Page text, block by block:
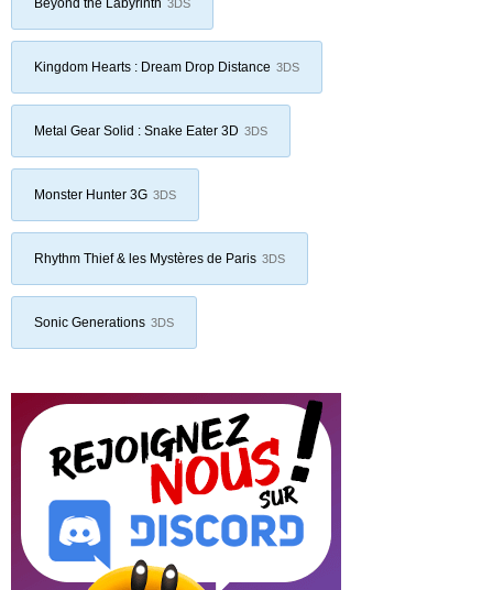
Beyond the Labyrinth 3DS
Kingdom Hearts : Dream Drop Distance 3DS
Metal Gear Solid : Snake Eater 3D 3DS
Monster Hunter 3G 3DS
Rhythm Thief & les Mystères de Paris 3DS
Sonic Generations 3DS